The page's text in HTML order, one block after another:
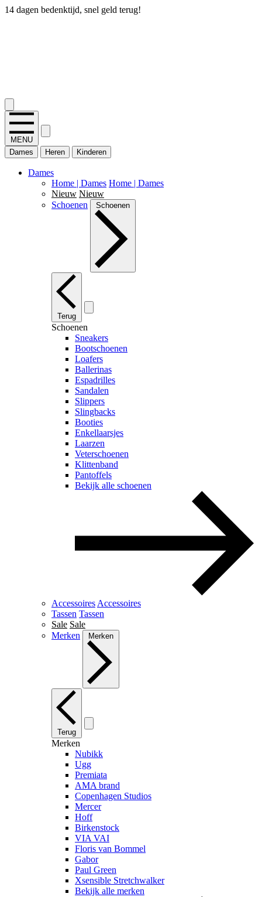
14 dagen bedenktijd, snel geld terug!
MENU
Dames
Heren Kinderen
Dames
Home | Dames Home | Dames
Nieuw Nieuw
Schoenen
Schoenen
Terug
Schoenen
Sneakers
Bootschoenen
Loafers
Ballerinas
Espadrilles
Sandalen
Slippers
Slingbacks
Booties
Enkellaarsjes
Laarzen
Veterschoenen
Klittenband
Pantoffels
Bekijk alle schoenen
Accessoires Accessoires
Tassen Tassen
Sale Sale
Merken
Merken
Terug
Merken
Nubikk
Ugg
Premiata
AMA brand
Copenhagen Studios
Mercer
Hoff
Birkenstock
VIA VAI
Floris van Bommel
Gabor
Paul Green
Xsensible Stretchwalker
Bekijk alle merken